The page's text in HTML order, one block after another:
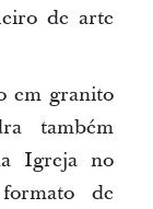
de arte
em granito
também
Igreja no
de